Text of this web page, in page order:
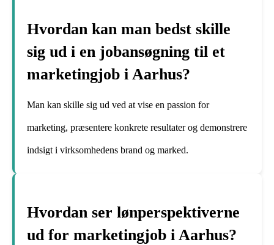
Hvordan kan man bedst skille
sig ud i en jobansøgning til et
marketingjob i Aarhus?
Man kan skille sig ud ved at vise en passion for
marketing, præsentere konkrete resultater og demonstrere
indsigt i virksomhedens brand og marked.
Hvordan ser lønperspektiverne
ud for marketingjob i Aarhus?